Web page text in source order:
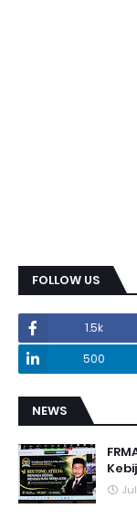
FOLLOW US
1.5k
500
NEWS